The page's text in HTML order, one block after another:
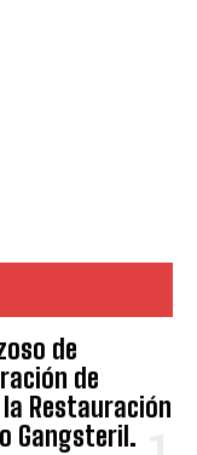
de
de
Restauración
Gangsteril.